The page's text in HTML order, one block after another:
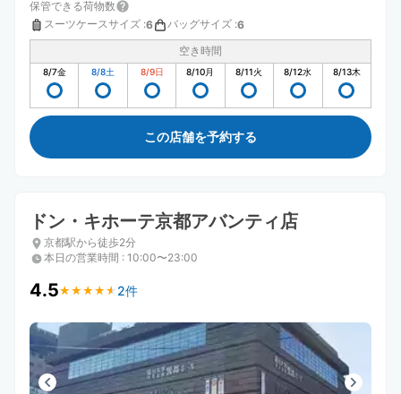
保管できる荷物数
スーツケースサイズ :6 バッグサイズ :6
空き時間
8/7金 8/8土 8/9日 8/10月 8/11火 8/12水 8/13木
この店舗を予約する
ドン・キホーテ京都アバンティ店
京都駅から徒歩2分
本日の営業時間 : 10:00〜23:00
4.5★ ★ ★ ★ ★
★ ★ ★ ★ ★ 2件